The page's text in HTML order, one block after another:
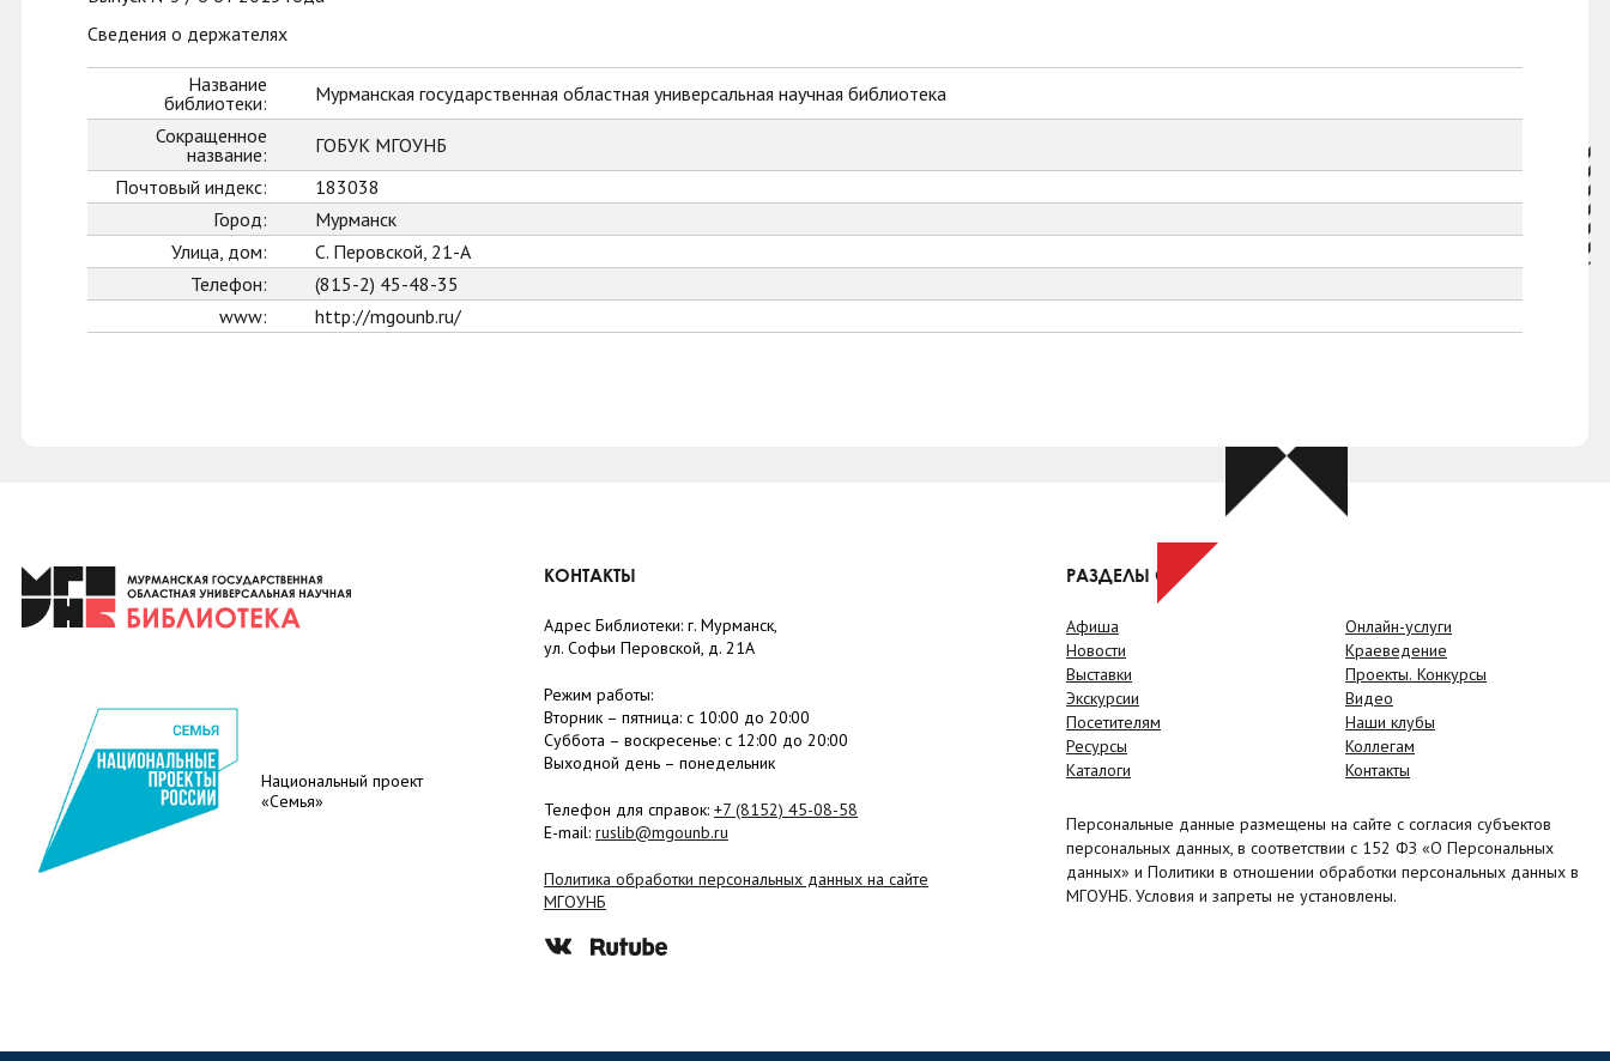
Сведения о держателях
Название
библиотеки:
Мурманская государственная областная универсальная научная библиотека
Сокращенное
название:
ГОБУК МГОУНБ
Почтовый индекс:
183038
Город:
Мурманск
Улица, дом:
С. Перовской, 21-А
Телефон:
(815-2) 45-48-35
www:
http://mgounb.ru/
Национальный проект
«Семья»
КОНТАКТЫ
Адрес Библиотеки: г. Мурманск,
ул. Софьи Перовской, д. 21А
Режим работы:
Вторник – пятница: с 10:00 до 20:00
Суббота – воскресенье: c 12:00 до 20:00
Выходной день – понедельник
Телефон для справок: +7 (8152) 45-08-58
E-mail: ruslib@mgounb.ru
Политика обработки персональных данных на сайте
МГОУНБ
РАЗДЕЛЫ САЙТА
Афиша
Новости
Выставки
Экскурсии
Посетителям
Ресурсы
Каталоги
Онлайн-услуги
Краеведение
Проекты. Конкурсы
Видео
Наши клубы
Коллегам
Контакты
Персональные данные размещены на сайте с согласия субъектов
персональных данных, в соответствии с 152 ФЗ «О Персональных
данных» и Политики в отношении обработки персональных данных в
МГОУНБ. Условия и запреты не установлены.